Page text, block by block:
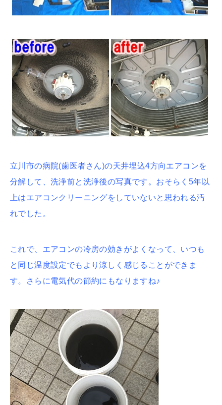
立川市の病院(歯医者さん)の天井埋込4方向エアコンを
分解して、洗浄前と洗浄後の写真です。おそらく5年以
上はエアコンクリーニングをしていないと思われる汚
れでした。
これで、エアコンの冷房の効きがよくなって、いつも
と同じ温度設定でもより涼しく感じることができま
す。さらに電気代の節約にもなりますね♪